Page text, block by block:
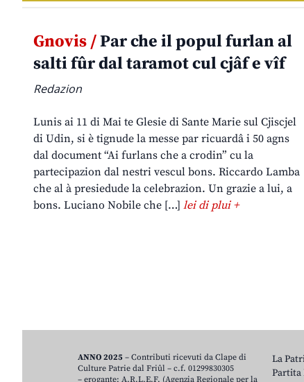
Gnovis /Par che il popul furlan al
salti fûr dal taramot cul cjâf e vîf
Redazion
Lunis ai 11 di Mai te Glesie di Sante Marie sul Cjiscjel
di Udin, si è tignude la messe par ricuardâ i 50 agns
dal document “Ai furlans che a crodin” cu la
partecipazion dal nestri vescul bons. Riccardo Lamba
che al à presiedude la celebrazion. Un grazie a lui, a
bons. Luciano Nobile che […] lei di plui +
La
Partita
ANNO 2025 – Contributi ricevuti da Clape di
Culture Patrie dal Friûl – c.f. 01299830305
– erogante: A.R.L.E.F. (Agenzia Regionale per la